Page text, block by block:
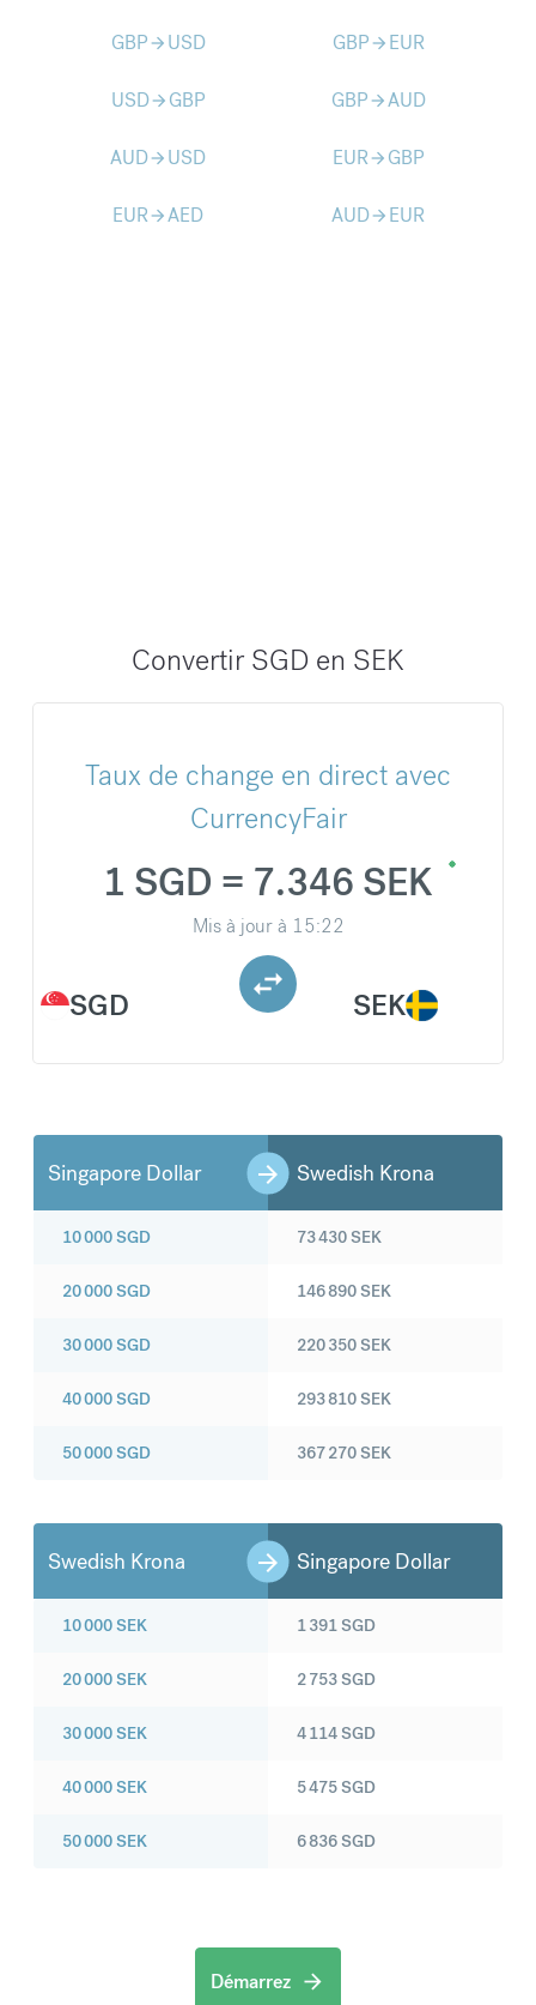
GBParrow_forward USD GBParrow_forward EUR
USDarrow_forward GBP GBParrow_forwardAUD
AUDarrow_forward USD EURarrow_forward GBP
EURarrow_forwardAED AUDarrow_forward EUR
Convertir SGD en SEK
Taux de change en direct avec
CurrencyFair
SGD
1 SGD = 7.346 SEK
Mis à jour à 15:22
SEK
Singapore Dollar Swedish Krona
10 000SGD
20 000SGD
30 000SGD
40 000SGD
50 000SGD
73 430SEK
146 890SEK
220 350SEK
293 810SEK
367 270SEK
Swedish Krona Singapore Dollar
10 000SEK
20 000SEK
30 000SEK
40 000SEK
50 000SEK
1 391SGD
2 753SGD
4 114SGD
5 475SGD
6 836SGD
Démarrez